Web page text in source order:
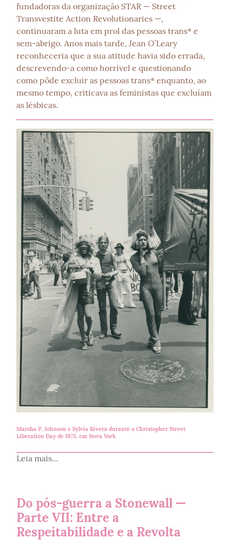
fundadoras da organização STAR — Street
Transvestite Action Revolutionaries —,
continuaram a luta em prol das pessoas trans* e
sem-abrigo. Anos mais tarde, Jean O’Leary
reconheceria que a sua atitude havia sido errada,
descrevendo-a como horrível e questionando
como pôde excluir as pessoas trans* enquanto, ao
mesmo tempo, criticava as feministas que excluíam
as lésbicas.
Marsha P. Johnson e Sylvia Rivera durante o Christopher Street
Liberation Day de 1973, em Nova York
Leia mais...
Do pós-guerra a Stonewall —
Parte VII: Entre a
Respeitabilidade e a Revolta